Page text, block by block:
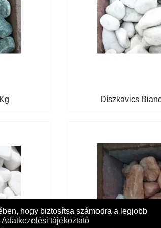
hogy biztosítsa számodra a legjobb
Adatkezelési tájékoztató
Díszkavics